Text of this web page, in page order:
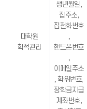
대학원
학적관리
생년월일,
집주소,
집전화번호
,
핸드폰번호
,
이메일주소
, 학위번호,
장학금지급
계좌번호,